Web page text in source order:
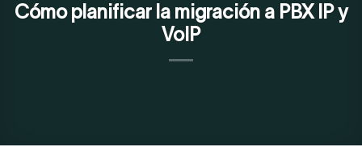
Cómo planificar la migración a PBX IP y
VoIP